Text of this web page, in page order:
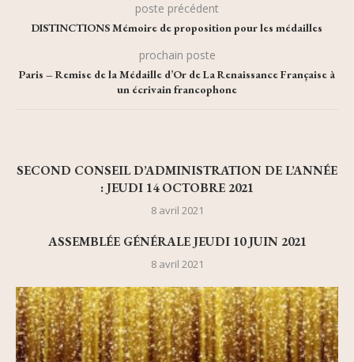
poste précédent
DISTINCTIONS Mémoire de proposition pour les médailles
prochain poste
Paris – Remise de la Médaille d’Or de La Renaissance Française à
un écrivain francophone
SECOND CONSEIL D’ADMINISTRATION DE L’ANNÉE
: JEUDI 14 OCTOBRE 2021
8 avril 2021
ASSEMBLÉE GÉNÉRALE JEUDI 10 JUIN 2021
8 avril 2021